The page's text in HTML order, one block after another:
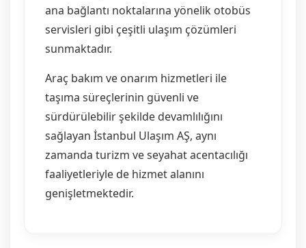
ana bağlantı noktalarına yönelik otobüs
servisleri gibi çeşitli ulaşım çözümleri
sunmaktadır.
Araç bakım ve onarım hizmetleri ile
taşıma süreçlerinin güvenli ve
sürdürülebilir şekilde devamlılığını
sağlayan İstanbul Ulaşım AŞ, aynı
zamanda turizm ve seyahat acentacılığı
faaliyetleriyle de hizmet alanını
genişletmektedir.